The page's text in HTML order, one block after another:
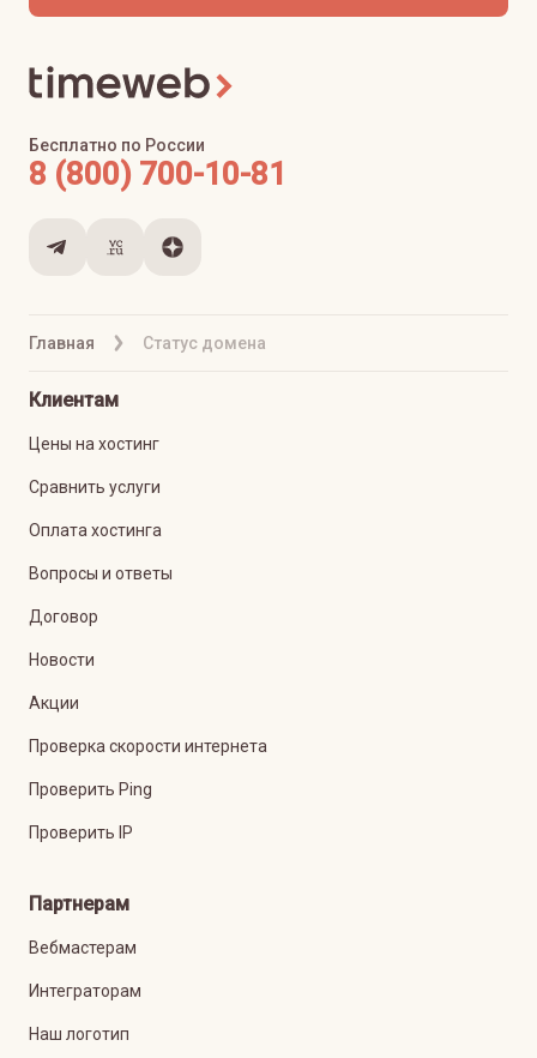
Главная Статус домена
Бесплатно по России
8 (800) 700-10-81
Клиентам
Цены на хостинг
Сравнить услуги
Оплата хостинга
Вопросы и ответы
Договор
Новости
Акции
Проверка скорости интернета
Проверить Ping
Проверить IP
Партнерам
Вебмастерам
Интеграторам
Наш логотип